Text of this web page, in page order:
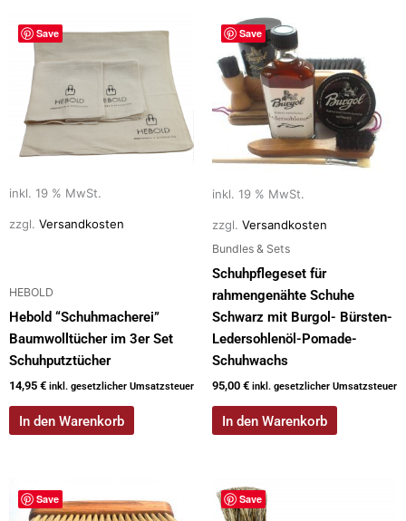
Save
inkl. 19 % MwSt.
zzgl. Versandkosten
HEBOLD
Hebold “Schuhmacherei”
Baumwolltücher im 3er Set
Schuhputztücher
14,95 € inkl. gesetzlicher Umsatzsteuer
In den Warenkorb
Save
inkl. 19 % MwSt.
zzgl. Versandkosten
Bundles & Sets
Schuhpflegeset für
rahmengenähte Schuhe
Schwarz mit Burgol- Bürsten-
Ledersohlenöl-Pomade-
Schuhwachs
95,00 € inkl. gesetzlicher Umsatzsteuer
In den Warenkorb
Save Save
Dieses
Produkt